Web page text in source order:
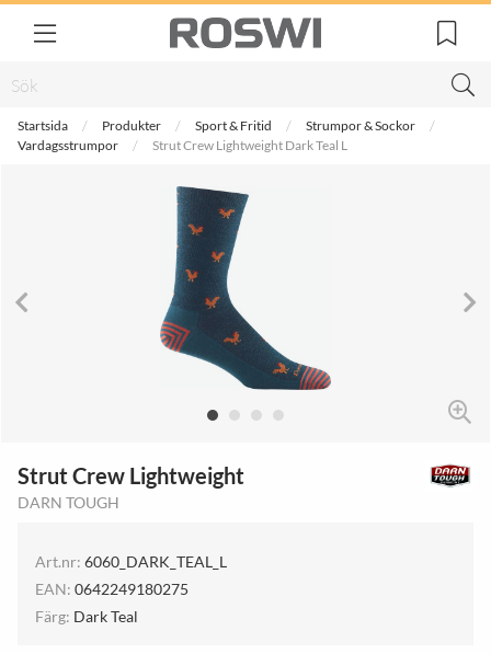
Startsida Produkter Sport & Fritid
Strumpor & Sockor
Vardagsstrumpor
Strut Crew Lightweight Dark Teal L
Strut Crew Lightweight
DARN TOUGH
Art.nr: 6060_DARK_TEAL_L
EAN: 0642249180275
Färg: Dark Teal